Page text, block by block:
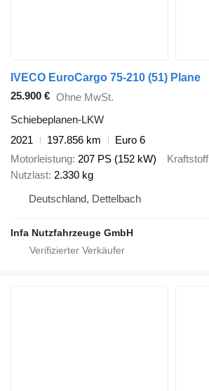
IVECO EuroCargo 75-210 (51) Plane
25.900 € Ohne MwSt.
Schiebeplanen-LKW
2021
197.856 km
Euro 6
Motorleistung 207 PS (152 kW) Kraftstoff
Nutzlast 2.330 kg
Deutschland, Dettelbach
Infa Nutzfahrzeuge GmbH